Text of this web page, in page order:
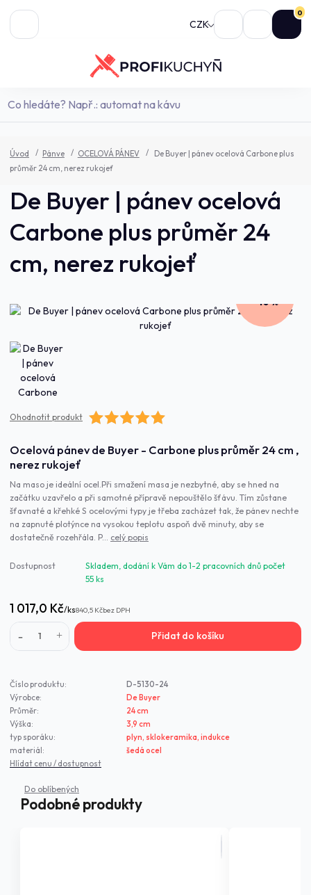
CZK
0
Úvod Pánve OCELOVÁ PÁNEV
De Buyer | pánev ocelová Carbone plus
průměr 24 cm, nerez rukojeť
De Buyer | pánev ocelová
Carbone plus průměr 24
cm, nerez rukojeť
- 10 %
Ohodnotit produkt
Ocelová pánev de Buyer - Carbone plus průměr 24 cm ,
nerez rukojeť
Na maso je ideální ocel.Při smažení masa je nezbytné, aby se hned na
začátku uzavřelo a při samotné přípravě nepouštělo šťávu. Tím zůstane
šťavnaté a křehké S ocelovými typy je třeba zacházet tak, že pánev nechte
na zapnuté plotýnce na vysokou teplotu aspoň dvě minuty, aby se
dostatečně rozehřála. P... celý popis
Dostupnost
Skladem, dodání k Vám do 1-2 pracovních dnů počet
55 ks
1 017,0 Kč/ks840,5 Kčbez DPH
Přidat do košíku
Číslo produktu:
D-5130-24
Výrobce:
De Buyer
Průměr:
24 cm
Výška:
3,9 cm
typ sporáku:
plyn, sklokeramika, indukce
materiál:
šedá ocel
Hlídat cenu / dostupnost
Podobné produkty